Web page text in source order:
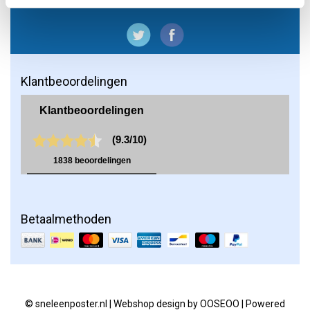
Klantbeoordelingen
Betaalmethoden
© sneleenposter.nl | Webshop design byOOSEOO | Powered